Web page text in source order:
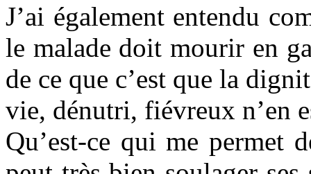
J’ai également entendu
le malade doit mourir en
de ce que c’est que la
vie, dénutri, fiévreux n’en
Qu’est-ce qui me permet